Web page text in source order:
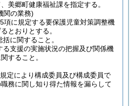
美郷町健康福祉課を指定する。
関の業務)
項に規定する要保護児童対策調整機
とおりとする。
に関すること。
る支援の実施状況の把握及び関係機
すること。
定により構成委員及び構成委員で
務に関し知り得た情報を漏らして